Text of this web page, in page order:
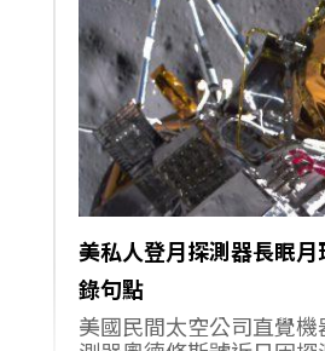
美私人登月探測器長眠
錄句點
美國民間太空公司直覺